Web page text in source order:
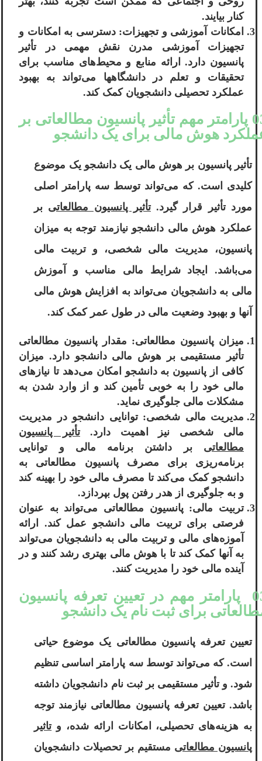
کنار بیایند.
امکانات آموزشی و تجهیزات: دسترسی به امکانات و
تجهیزات آموزشی مدرن نقش مهمی در تأثیر
پانسیون دارد. ارائه منابع و محیط‌های مناسب برای
تحقیقات و تعلم در دانشگاهها می‌تواند به بهبود
عملکرد تحصیلی دانشجویان کمک کند.
03 پارامتر مهم تأثیر پانسیون مطالعاتی بر
هوش مالی برای یک دانشجو
تأثیر پانسیون بر هوش مالی یک دانشجو یک موضوع
کلیدی است. که می‌تواند توسط سه پارامتر اصلی
مورد تأثیر قرار گیرد.تأثیر پانسیون مطالعاتی بر
عملکرد هوش مالی دانشجو نیازمند توجه به میزان
پانسیون، مدیریت مالی شخصی، و تربیت مالی
می‌باشد. ایجاد شرایط مالی مناسب و آموزش
مالی به دانشجویان می‌تواند به افزایش هوش مالی
آنها و بهبود وضعیت مالی در طول عمر کمک کند.
میزان پانسیون مطالعاتی: مقدار پانسیون مطالعاتی
تأثیر مستقیمی بر هوش مالی دانشجو دارد. میزان
کافی از پانسیون به دانشجو امکان می‌دهد تا نیازهای
مالی خود را به خوبی تأمین کند و از وارد شدن به
مشکلات مالی جلوگیری نماید.
مدیریت مالی شخصی: توانایی دانشجو در مدیریت
مالی شخصی نیز اهمیت دارد.تأثیر پانسیون
مطالعاتی بر داشتن برنامه مالی و توانایی
برنامه‌ریزی برای مصرف پانسیون مطالعاتی به
دانشجو کمک می‌کند تا مصرف مالی خود را بهینه کند
و به جلوگیری از هدر رفتن پول بپردازد.
تربیت مالی: پانسیون مطالعاتی می‌تواند به عنوان
فرصتی برای تربیت مالی دانشجو عمل کند. ارائه
آموزه‌های مالی و تربیت مالی به دانشجویان می‌تواند
به آنها کمک کند تا با هوش مالی بهتری رشد کنند و در
آینده مالی خود را مدیریت کنند.
03 پارامتر مهم در تعیین تعرفه پانسیون
برای ثبت نام یک دانشجو
تعیین تعرفه پانسیون مطالعاتی یک موضوع حیاتی
است. که می‌تواند توسط سه پارامتر اساسی تنظیم
شود. و تأثیر مستقیمی بر ثبت نام دانشجویان داشته
باشد. تعیین تعرفه پانسیون مطالعاتی نیازمند توجه
به هزینه‌های تحصیلی، امکانات ارائه شده، وتاثیر
پانسیون مطالعاتی مستقیم بر تحصیلات دانشجویان